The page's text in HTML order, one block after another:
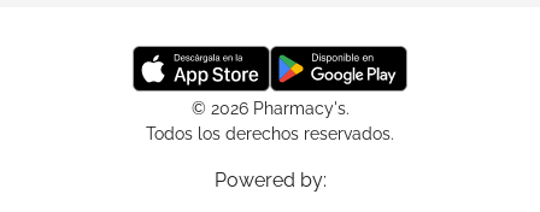
© 2026 Pharmacy's.
Todos los derechos reservados.
Powered by: